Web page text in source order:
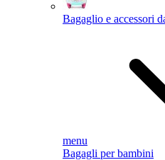
Bagaglio e accessori
menu
Bagagli per bambini